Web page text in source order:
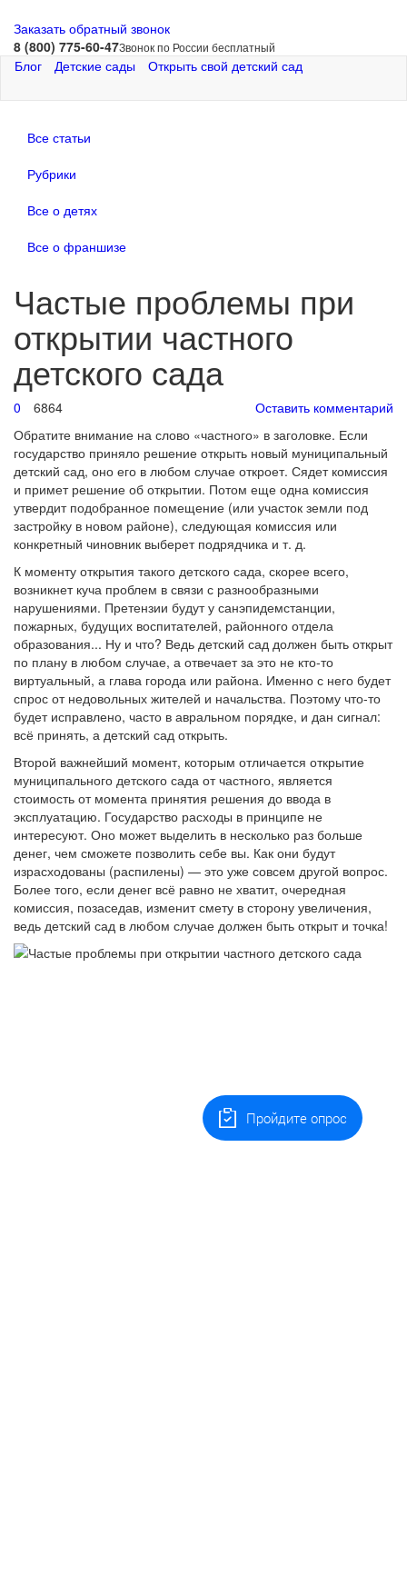
Заказать обратный звонок
8 (800) 775-60-47Звонок по России бесплатный
Блог Детские сады Открыть свой детский сад
Все статьи
Рубрики
Все о детях
Все о франшизе
Частые проблемы при
открытии частного
детского сада
Оставить комментарий
0
6864
Обратите внимание на слово «частного» в заголовке. Если
государство приняло решение открыть новый муниципальный
детский сад, оно его в любом случае откроет. Сядет комиссия
и примет решение об открытии. Потом еще одна комиссия
утвердит подобранное помещение (или участок земли под
застройку в новом районе), следующая комиссия или
конкретный чиновник выберет подрядчика и т. д.
К моменту открытия такого детского сада, скорее всего,
возникнет куча проблем в связи с разнообразными
нарушениями. Претензии будут у санэпидемстанции,
пожарных, будущих воспитателей, районного отдела
образования... Ну и что? Ведь детский сад должен быть открыт
по плану в любом случае, а отвечает за это не кто-то
виртуальный, а глава города или района. Именно с него будет
спрос от недовольных жителей и начальства. Поэтому что-то
будет исправлено, часто в авральном порядке, и дан сигнал:
всё принять, а детский сад открыть.
Второй важнейший момент, которым отличается открытие
муниципального детского сада от частного, является
стоимость от момента принятия решения до ввода в
эксплуатацию. Государство расходы в принципе не
интересуют. Оно может выделить в несколько раз больше
денег, чем сможете позволить себе вы. Как они будут
израсходованы (распилены) — это уже совсем другой вопрос.
Более того, если денег всё равно не хватит, очередная
комиссия, позаседав, изменит смету в сторону увеличения,
ведь детский сад в любом случае должен быть открыт и точка!
Пройдите опрос